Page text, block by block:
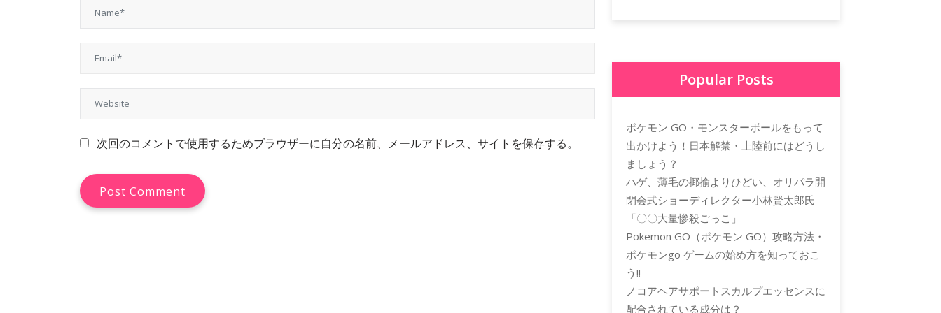
次回のコメントで使用するためブラウザーに自分の名前、メールアドレス、サイトを保存する。
Popular Posts
ポケモン GO・モンスターボールをもって
出かけよう！日本解禁・上陸前にはどうし
ましょう？
ハゲ、薄毛の揶揄よりひどい、オリパラ開
閉会式ショーディレクター小林賢太郎氏
「〇〇大量惨殺ごっこ」
Pokemon GO（ポケモン GO）攻略方法・
ポケモンgo ゲームの始め方を知っておこ
う!!
ノコアヘアサポートスカルプエッセンスに
配合されている成分は？